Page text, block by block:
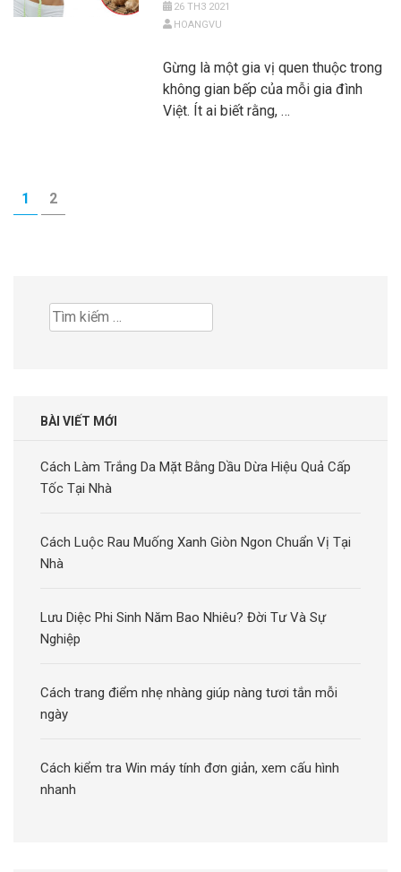
26 TH3 2021
HOANGVU
Gừng là một gia vị quen thuộc trong
không gian bếp của mỗi gia đình
Việt. Ít ai biết rằng, …
Phân
trang
TRANG
1 TRANG
2
Tìm
kiếm
BÀI VIẾT MỚI
Cách Làm Trắng Da Mặt Bằng Dầu Dừa Hiệu Quả Cấp
Tốc Tại Nhà
Cách Luộc Rau Muống Xanh Giòn Ngon Chuẩn Vị Tại
Nhà
Lưu Diệc Phi Sinh Năm Bao Nhiêu? Đời Tư Và Sự
Nghiệp
Cách trang điểm nhẹ nhàng giúp nàng tươi tắn mỗi
ngày
Cách kiểm tra Win máy tính đơn giản, xem cấu hình
nhanh